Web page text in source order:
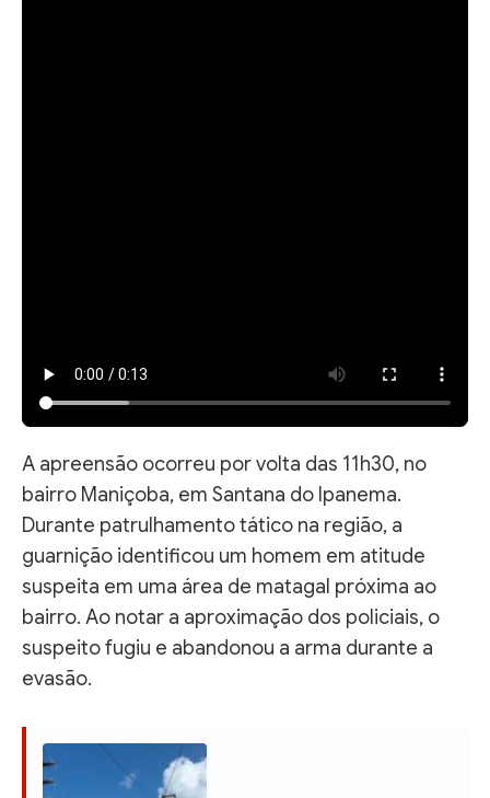
A apreensão ocorreu por volta das 11h30, no
bairro Maniçoba, em Santana do Ipanema.
Durante patrulhamento tático na região, a
guarnição identificou um homem em atitude
suspeita em uma área de matagal próxima ao
bairro. Ao notar a aproximação dos policiais, o
suspeito fugiu e abandonou a arma durante a
evasão.